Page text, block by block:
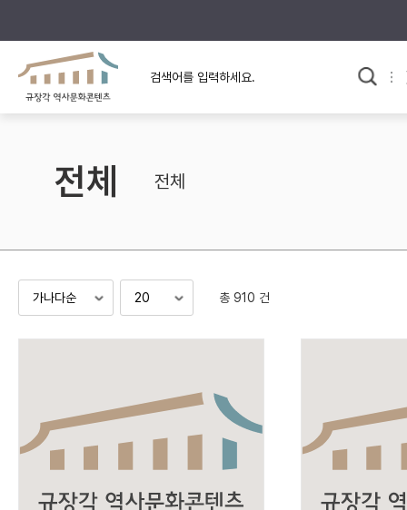
규장각의 어제와 오늘
규장각 소개영상
사료와 문학으로 본
조선 후기
검색 연산자 사용안내
사용 예
정조 AND 정약용
색
OR 정조 OR 정약용 “정조” 또는 “정
전체 전체
총 910 건